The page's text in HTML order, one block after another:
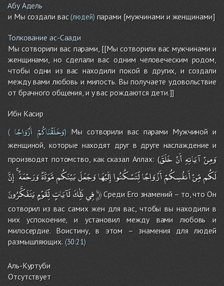
Абу Адель
и Мы создали вас(людей)парами [мужчинами и женщинами]
Толкование ас-Саади
Мы сотворили вас парами, [[Мы сотворили вас мужчинами и
женщинами, но сделали вас одним человеческим родом,
чтобы одни из вас находили покой в других, и создали
между вами любовь и милость. Вы получаете удовольствие
от брачного общения, и у вас рождаются дети.]]
Ибн Касир
( وَخَلَقْنَاكُمْ أَزْوَاجًا ) Мы сотворили вас парами Мужчиной и
женщиной, которые находят друг в друге наслаждение и
производят потомство, как сказал Аллах: (
وَمِنْآيَاتِهِأَنْخَلَقَ
لَكُممِّنْأَنفُسِكُمْأَزْوَاجًالِّتَسْكُنُواإِلَيْهَاوَجَعَلَبَيْنَكُممَّوَدَّةًوَرَحْمَةً إِنَّ
فِيذَٰلِكَلَآيَاتٍلِّقَوْمٍيَتَفَكَّرُونَ ﴿Среди Его знамений – то, что Он
сотворил из вас самих жен для вас, чтобы вы находили в
них успокоение, и установил между вами любовь и
милосердие. Воистину, в этом – знамения для людей
размышляющих.(30:21)
Аль-Куртуби
Отсутствует